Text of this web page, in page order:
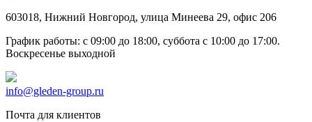
603018, Нижний Новгород, улица Минеева 29, офис 206
График работы: c 09:00 до 18:00, суббота c 10:00 до 17:00.
Воскресенье выходной
info@gleden-group.ru
Почта для клиентов